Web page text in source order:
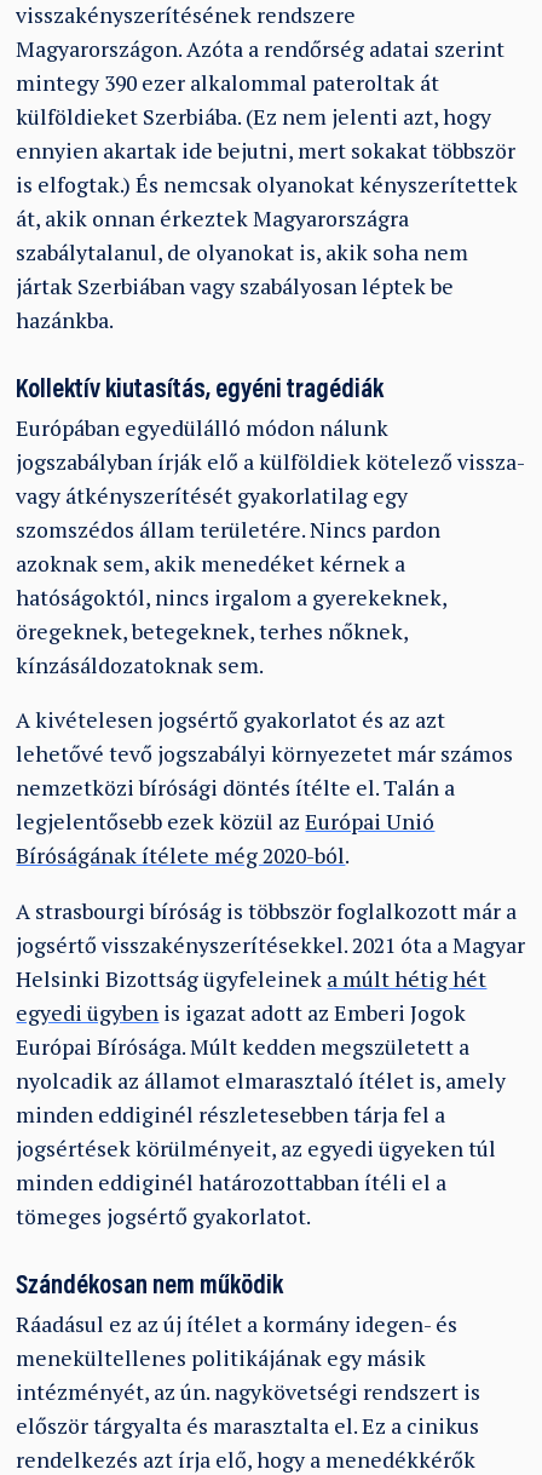
visszakényszerítésének rendszere
Magyarországon. Azóta a rendőrség adatai szerint
mintegy 390 ezer alkalommal pateroltak át
külföldieket Szerbiába. (Ez nem jelenti azt, hogy
ennyien akartak ide bejutni, mert sokakat többször
is elfogtak.) És nemcsak olyanokat kényszerítettek
át, akik onnan érkeztek Magyarországra
szabálytalanul, de olyanokat is, akik soha nem
jártak Szerbiában vagy szabályosan léptek be
hazánkba.
Kollektív kiutasítás, egyéni tragédiák
Európában egyedülálló módon nálunk
jogszabályban írják elő a külföldiek kötelező vissza-
vagy átkényszerítését gyakorlatilag egy
szomszédos állam területére. Nincs pardon
azoknak sem, akik menedéket kérnek a
hatóságoktól, nincs irgalom a gyerekeknek,
öregeknek, betegeknek, terhes nőknek,
kínzásáldozatoknak sem.
A kivételesen jogsértő gyakorlatot és az azt
lehetővé tevő jogszabályi környezetet már számos
nemzetközi bírósági döntés ítélte el. Talán a
legjelentősebb ezek közül azEurópai Unió
Bíróságának ítélete még 2020-ból.
A strasbourgi bíróság is többször foglalkozott már a
jogsértő visszakényszerítésekkel. 2021 óta a Magyar
Helsinki Bizottság ügyfeleinek a múlt hétig hét
egyedi ügyben is igazat adott az Emberi Jogok
Európai Bírósága. Múlt kedden megszületett a
nyolcadik az államot elmarasztaló ítélet is, amely
minden eddiginél részletesebben tárja fel a
jogsértések körülményeit, az egyedi ügyeken túl
minden eddiginél határozottabban ítéli el a
tömeges jogsértő gyakorlatot.
Szándékosan nem működik
Ráadásul ez az új ítélet a kormány idegen- és
menekültellenes politikájának egy másik
intézményét, az ún. nagykövetségi rendszert is
először tárgyalta és marasztalta el. Ez a cinikus
rendelkezés azt írja elő, hogy a menedékkérők